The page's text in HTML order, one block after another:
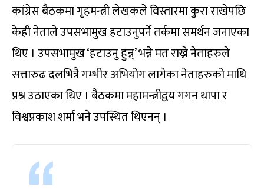
कांग्रेस बैठकमा गृहमन्त्री लेखकले विस्तारमा कुरा राखेपछि
केही नेताले उपसभामुख हटाउनुपर्ने तर्कमा समर्थन जनाएका
थिए । उपसभामुख ‘हटाउनु हुन्न्’ भन्ने मत राख्ने नेताहरुले
सत्तारुढ दलभित्रै गम्भीर अभियोग लागेका नेताहरुको माथि
प्रश्न उठाएका थिए । बैठकमा महामन्त्रीद्वय गगन थापा र
विश्वप्रकाश शर्मा भने उपस्थित थिएनन् ।